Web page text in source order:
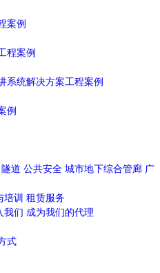
隧道 公共安全 城市地下综合管廊 广
培训 租赁服务
我们 成为我们的代理